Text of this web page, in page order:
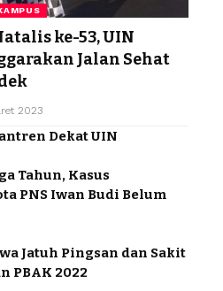
ke-53, UIN
Jalan Sehat
2023
Dekat UIN
Tahun, Kasus
PNS Iwan Budi Belum
Jatuh Pingsan dan Sakit
PBAK 2022